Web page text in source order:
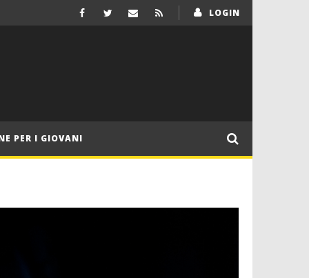
LOGIN
PER I GIOVANI